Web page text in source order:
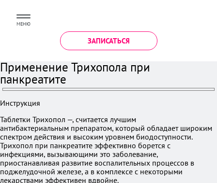
МЕНЮ
ЗАПИСАТЬСЯ
Применение Трихопола при
панкреатите
Инструкция
Таблетки Трихопол —, считается лучшим
антибактериальным препаратом, который обладает широким
спектром действия и высоким уровнем биодоступности.
Трихопол при панкреатите эффективно борется с
инфекциями, вызывающими это заболевание,
приостанавливая развитие воспалительных процессов в
поджелудочной железе, а в комплексе с некоторыми
лекарствами эффективен вдвойне.